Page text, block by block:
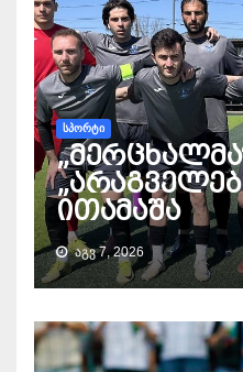
ᲡᲞᲝᲠᲢᲘ
ითამაშა
ᲐᲒᲕ 7, 2026